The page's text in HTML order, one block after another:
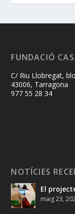
FUNDACIÓ
C/ Riu Llobregat,
43006, Tarragona
977 55 28 34
NOTÍCIES
El
maig 23,